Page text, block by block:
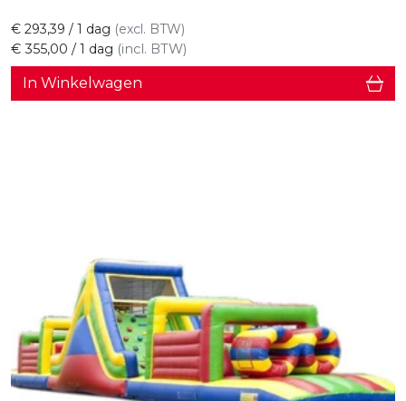
€ 355,00 / 1 dag (incl. BTW)
€ 293,39 / 1 dag (excl. BTW)
In Winkelwagen